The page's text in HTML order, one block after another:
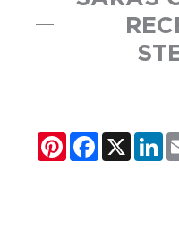
PinterestFacebook
X